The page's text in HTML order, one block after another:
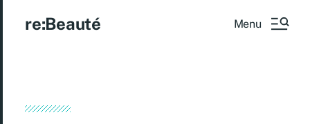
re:Beauté Menu